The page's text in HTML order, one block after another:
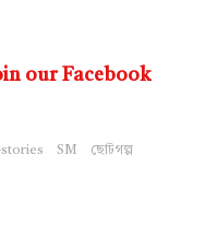
our Facebook
SM
ছোটগল্প